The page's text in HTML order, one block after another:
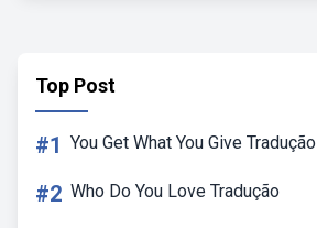
Top Post
#1 You Get What You Give Tradução
#2 Who Do You Love Tradução